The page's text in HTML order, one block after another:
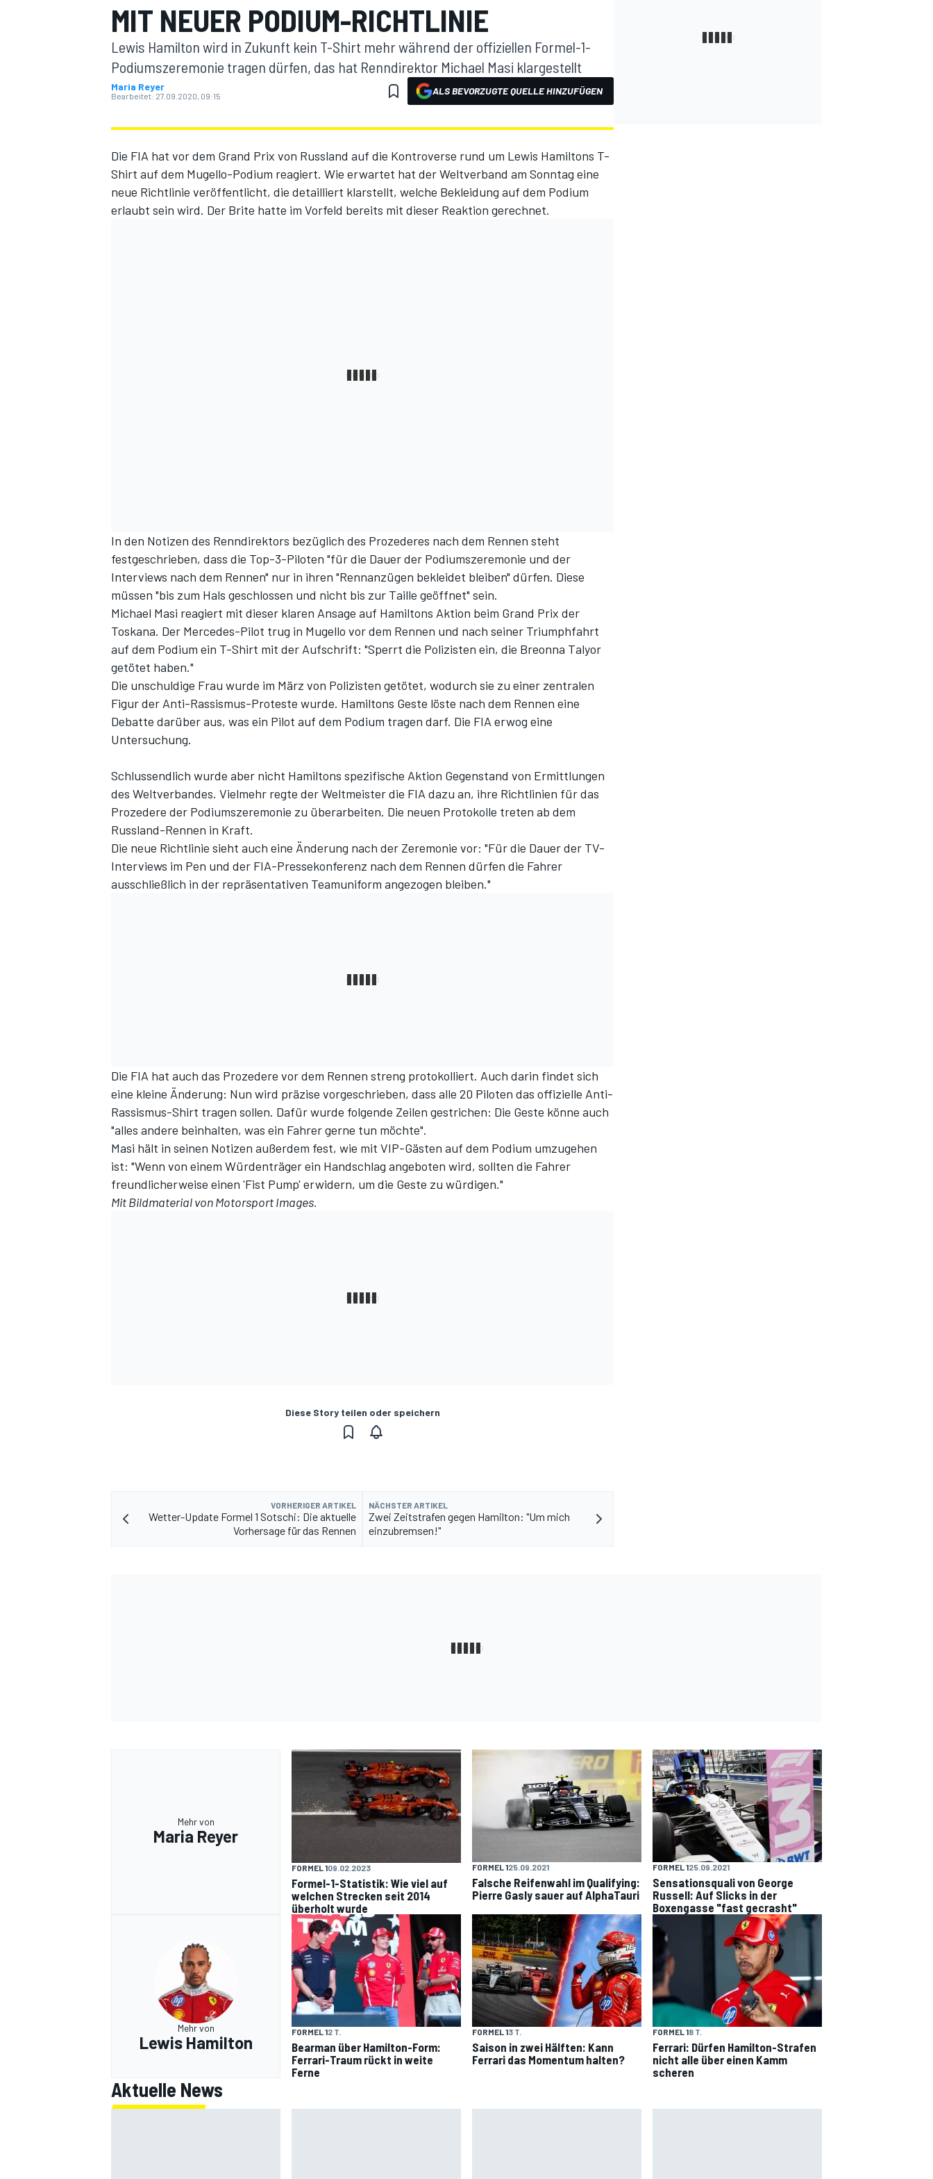
SPORTWAGEN
MIT NEUER PODIUM-RICHTLINIE
Lewis Hamilton wird in Zukunft kein T-Shirt mehr während der offiziellen Formel-1-
Podiumszeremonie tragen dürfen, das hat Renndirektor Michael Masi klargestellt
Maria Reyer
Bearbeitet: 27.09.2020, 09:15 ALS BEVORZUGTE QUELLE HINZUFÜGEN
Die FIA hat vor dem Grand Prix von Russland auf die Kontroverse rund um Lewis Hamiltons T-
Shirt auf dem Mugello-Podium reagiert. Wie erwartet hat der Weltverband am Sonntag eine
neue Richtlinie veröffentlicht, die detailliert klarstellt, welche Bekleidung auf dem Podium
erlaubt sein wird. Der Brite hatte im Vorfeld bereits mit dieser Reaktion gerechnet.
In den Notizen des Renndirektors bezüglich des Prozederes nach dem Rennen steht
festgeschrieben, dass die Top-3-Piloten "für die Dauer der Podiumszeremonie und der
Interviews nach dem Rennen" nur in ihren "Rennanzügen bekleidet bleiben" dürfen. Diese
müssen "bis zum Hals geschlossen und nicht bis zur Taille geöffnet" sein.
Michael Masi reagiert mit dieser klaren Ansage auf Hamiltons Aktion beim Grand Prix der
Toskana. Der Mercedes-Pilot trug in Mugello vor dem Rennen und nach seiner Triumphfahrt
auf dem Podium ein T-Shirt mit der Aufschrift: "Sperrt die Polizisten ein, die Breonna Talyor
getötet haben."
Die unschuldige Frau wurde im März von Polizisten getötet, wodurch sie zu einer zentralen
Figur der Anti-Rassismus-Proteste wurde. Hamiltons Geste löste nach dem Rennen eine
Debatte darüber aus, was ein Pilot auf dem Podium tragen darf. Die FIA erwog eine
Untersuchung.
Schlussendlich wurde aber nicht Hamiltons spezifische Aktion Gegenstand von Ermittlungen
des Weltverbandes. Vielmehr regte der Weltmeister die FIA dazu an, ihre Richtlinien für das
Prozedere der Podiumszeremonie zu überarbeiten. Die neuen Protokolle treten ab dem
Russland-Rennen in Kraft.
Die neue Richtlinie sieht auch eine Änderung nach der Zeremonie vor: "Für die Dauer der TV-
Interviews im Pen und der FIA-Pressekonferenz nach dem Rennen dürfen die Fahrer
ausschließlich in der repräsentativen Teamuniform angezogen bleiben."
Die FIA hat auch das Prozedere vor dem Rennen streng protokolliert. Auch darin findet sich
eine kleine Änderung: Nun wird präzise vorgeschrieben, dass alle 20 Piloten das offizielle Anti-
Rassismus-Shirt tragen sollen. Dafür wurde folgende Zeilen gestrichen: Die Geste könne auch
"alles andere beinhalten, was ein Fahrer gerne tun möchte".
Masi hält in seinen Notizen außerdem fest, wie mit VIP-Gästen auf dem Podium umzugehen
ist: "Wenn von einem Würdenträger ein Handschlag angeboten wird, sollten die Fahrer
freundlicherweise einen 'Fist Pump' erwidern, um die Geste zu würdigen."
Mit Bildmaterial vonMotorsport Images.
Diese Story teilen oder speichern
VORHERIGER ARTIKEL
Wetter-Update Formel 1 Sotschi: Die aktuelle
Vorhersage für das Rennen
NÄCHSTER ARTIKEL
Zwei Zeitstrafen gegen Hamilton: "Um mich
einzubremsen!"
Mehr von
Maria Reyer
FORMEL 109.02.2023
Formel-1-Statistik: Wie viel auf
welchen Strecken seit 2014
überholt wurde
FORMEL 125.09.2021
Falsche Reifenwahl im Qualifying:
Pierre Gasly sauer auf AlphaTauri
FORMEL 125.09.2021
Sensationsquali von George
Russell: Auf Slicks in der
Boxengasse "fast gecrasht"
Mehr von
Lewis Hamilton
FORMEL 12 T.
Bearman über Hamilton-Form:
Ferrari-Traum rückt in weite
Ferne
FORMEL 13 T.
Saison in zwei Hälften: Kann
Ferrari das Momentum halten?
FORMEL 18 T.
Ferrari: Dürfen Hamilton-Strafen
nicht alle über einen Kamm
scheren
Aktuelle News